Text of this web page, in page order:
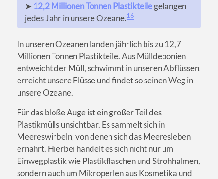
➤ 12,2 Millionen Tonnen Plastikteilegelangen
jedes Jahr in unsere Ozeane.16
In unseren Ozeanen landen jährlich bis zu 12,7
Millionen Tonnen Plastikteile. Aus Mülldeponien
entweicht der Müll, schwimmt in unseren Abflüssen,
erreicht unsere Flüsse und findet so seinen Weg in
unsere Ozeane.
Für das bloße Auge ist ein großer Teil des
Plastikmülls unsichtbar. Es sammelt sich in
Meereswirbeln, von denen sich das Meeresleben
ernährt. Hierbei handelt es sich nicht nur um
Einwegplastik wie Plastikflaschen und Strohhalmen,
sondern auch um Mikroperlen aus Kosmetika und